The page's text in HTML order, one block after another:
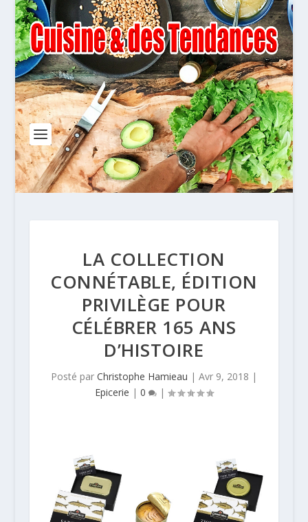
LA COLLECTION
CONNÉTABLE, ÉDITION
PRIVILÈGE POUR
CÉLÉBRER 165 ANS
D’HISTOIRE
Posté par Christophe Hamieau | Avr 9, 2018 |
Epicerie | 0 |